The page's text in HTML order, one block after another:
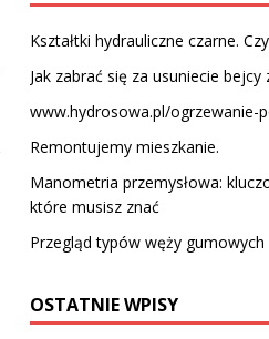
Kształtki hydrauliczne czarne.
Jak zabrać się za usuniecie bejcy
www.hydrosowa.pl/ogrzewanie-
Remontujemy mieszkanie.
Manometria przemysłowa:
które musisz znać
Przegląd typów węży gumowych
OSTATNIE WPISY